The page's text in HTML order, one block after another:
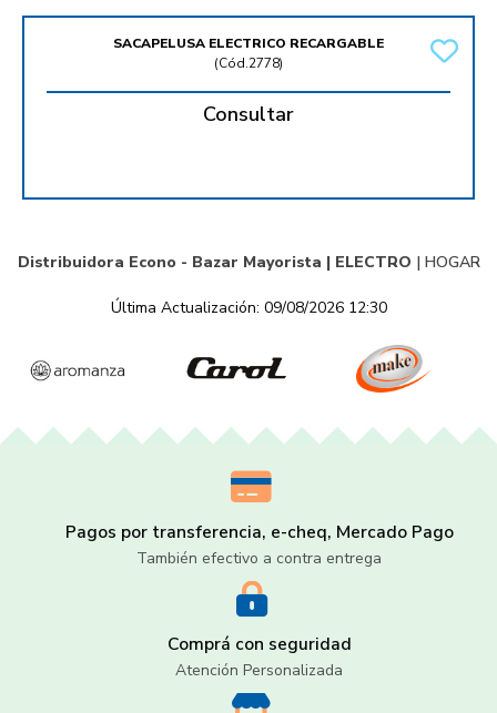
SACAPELUSA ELECTRICO RECARGABLE
(Cód.2778)
Consultar
Distribuidora Econo - Bazar Mayorista | ELECTRO | HOGAR
Última Actualización: 09/08/2026 12:30
Pagos por transferencia, e-cheq, Mercado Pago
También efectivo a contra entrega
Comprá con seguridad
Atención Personalizada